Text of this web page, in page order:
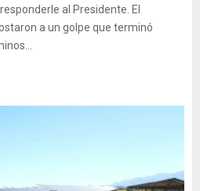
al Presidente. El
a un golpe que terminó